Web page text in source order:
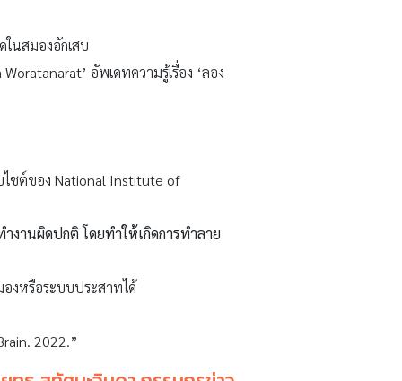
นสมองอักเสบ
อัพเดทความรู้เรื่อง ‘ลอง
ไซต์ของ National Institute of
งานผิดปกติ โดยทำให้เกิดการทำลาย
งหรือระบบประสาทได้
2022.”